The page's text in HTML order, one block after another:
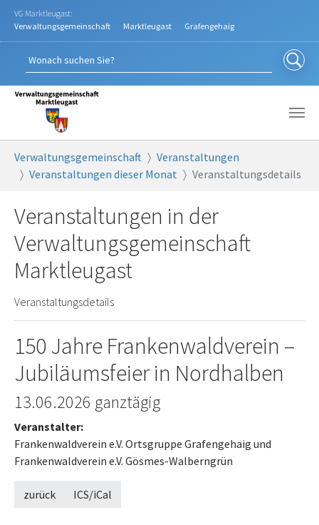
Zum Hauptinhalt springen
VG Marktleugast:
Verwaltungsgemeinschaft
Marktleugast Grafengehaig
Verwaltungsgemeinschaft
Veranstaltungen
Veranstaltungen dieser Monat
Veranstaltungsdetails
Veranstaltungen in der
Verwaltungsgemeinschaft
Marktleugast
Veranstaltungsdetails
150 Jahre Frankenwaldverein –
Jubiläumsfeier in Nordhalben
13.06.2026 ganztägig
Veranstalter:
Frankenwaldverein e.V. Ortsgruppe Grafengehaig und
Frankenwaldverein e.V. Gösmes-Walberngrün
zurück ICS/iCal